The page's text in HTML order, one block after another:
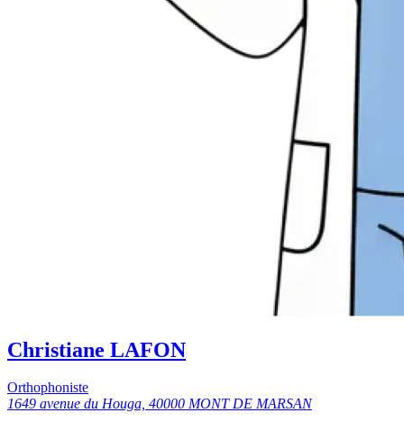
Christiane LAFON
Orthophoniste
1649 avenue du Houga, 40000 MONT DE MARSAN